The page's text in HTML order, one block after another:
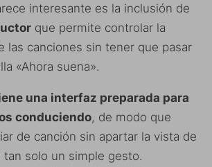
interesante es la inclusión de
que permite controlar la
las canciones sin tener que pasar
«Ahora suena».
una interfaz preparada para
conduciendo, de modo que
de canción sin apartar la vista de
tan solo un simple gesto.